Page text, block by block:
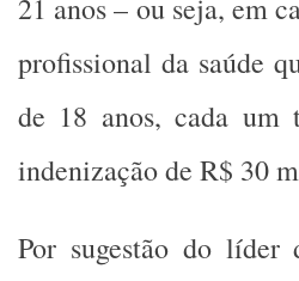
21 anos – ou seja, em
profissional da saúde
de 18 anos, cada um
indenização de R$ 30
Por sugestão do